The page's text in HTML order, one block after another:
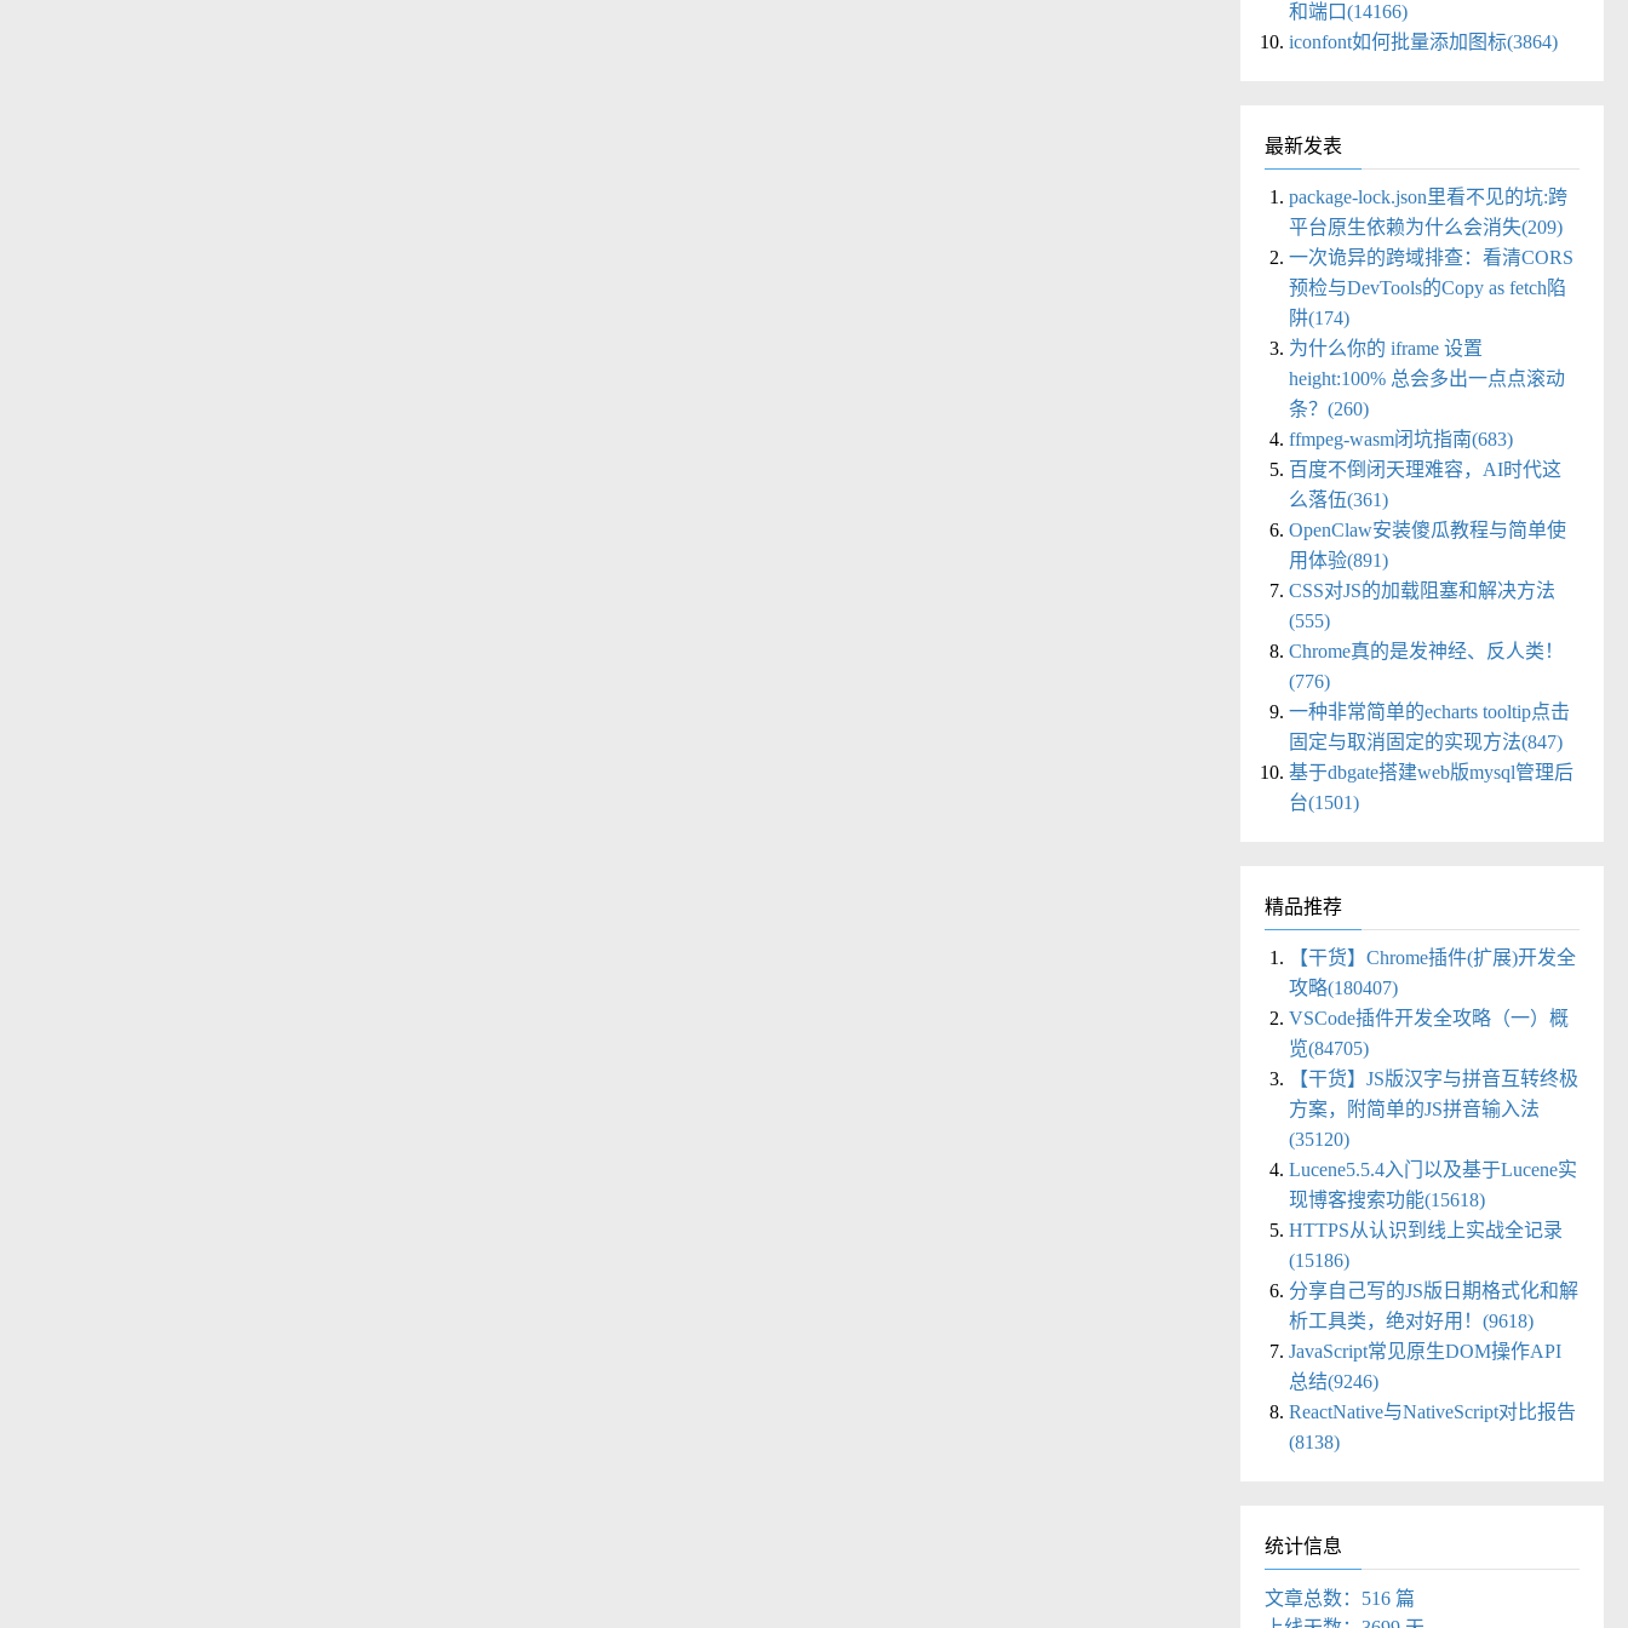
和端口(14166)
iconfont如何批量添加图标(3864)
最新发表
package-lock.json里看不见的坑:跨
平台原生依赖为什么会消失(209)
一次诡异的跨域排查：看清CORS
预检与DevTools的Copy as fetch陷
阱(174)
为什么你的 iframe 设置
height:100% 总会多出一点点滚动
条？(260)
ffmpeg-wasm闭坑指南(683)
百度不倒闭天理难容，AI时代这
么落伍(361)
OpenClaw安装傻瓜教程与简单使
用体验(891)
CSS对JS的加载阻塞和解决方法
(555)
Chrome真的是发神经、反人类！
(776)
一种非常简单的echarts tooltip点击
固定与取消固定的实现方法(847)
基于dbgate搭建web版mysql管理后
台(1501)
精品推荐
【干货】Chrome插件(扩展)开发全
攻略(180407)
VSCode插件开发全攻略（一）概
览(84705)
【干货】JS版汉字与拼音互转终极
方案，附简单的JS拼音输入法
(35120)
Lucene5.5.4入门以及基于Lucene实
现博客搜索功能(15618)
HTTPS从认识到线上实战全记录
(15186)
分享自己写的JS版日期格式化和解
析工具类，绝对好用！(9618)
JavaScript常见原生DOM操作API
总结(9246)
ReactNative与NativeScript对比报告
(8138)
统计信息
文章总数：516 篇